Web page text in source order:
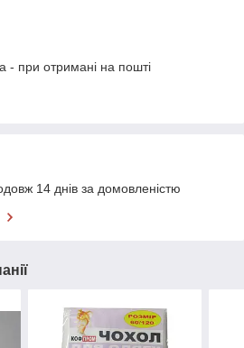
- при отримані на пошті
14 днів за домовленістю